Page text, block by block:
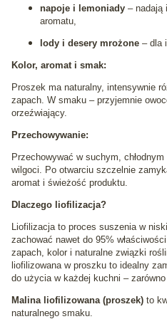
napoje i lemoniady – nadają
aromatu,
lody i desery mrożone – dla
Kolor, aromat i smak:
Proszek ma naturalny, intensywnie
zapach. W smaku – przyjemnie
orzeźwiający.
Przechowywanie:
Przechowywać w suchym,
wilgoci. Po otwarciu szczelnie
aromat i świeżość produktu.
Dlaczego liofilizacja?
Liofilizacja to proces suszenia w
zachować nawet do 95%
zapach, kolor i naturalne związki
liofilizowana w proszku to idealny
do użycia w każdej kuchni –
Malina liofilizowana (proszek) to
naturalnego smaku.